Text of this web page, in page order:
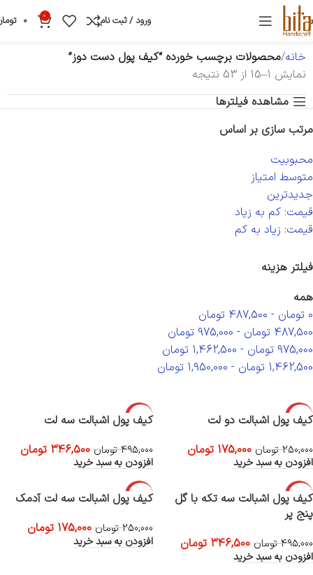
ورود / ثبت نام 0
0
خانه محصولات برچسب خورده “کیف پول دست دوز”
نمایش 1–15 از 53 نتیجه
مشاهده فیلترها
مرتب سازی بر اساس
محبوبیت
متوسط امتیاز
جدیدترین
قیمت: کم به زیاد
قیمت: زیاد به کم
فیلتر هزینه
همه
0 تومان -
487,500 تومان
487,500 تومان -
975,000 تومان
975,000 تومان -
1,462,500 تومان
1,462,500 تومان -
1,950,000 تومان
-30%
کیف پول اشبالت دو لت
250,000 تومان 175,000 تومان
افزودن به سبد خرید
-30%
کیف پول اشبالت سه لت
495,000 تومان 346,500 تومان
افزودن به سبد خرید
-30%
کیف پول اشبالت سه تکه با گل
پنج پر
495,000 تومان 346,500 تومان
افزودن به سبد خرید
-30%
کیف پول اشبالت سه لت آدمک
250,000 تومان 175,000 تومان
افزودن به سبد خرید